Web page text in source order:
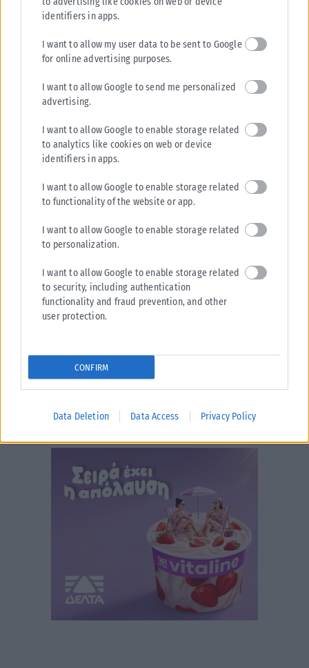
identifiers in apps.
I want to allow my user data to be sent to Google
for online advertising purposes.
I want to allow Google to send me personalized
advertising.
I want to allow Google to enable storage related
to analytics like cookies on web or device
identifiers in apps.
I want to allow Google to enable storage related
to functionality of the website or app.
I want to allow Google to enable storage related
to personalization.
I want to allow Google to enable storage related
to security, including authentication
functionality and fraud prevention, and other
user protection.
CONFIRM
Data Deletion Data Access Privacy Policy